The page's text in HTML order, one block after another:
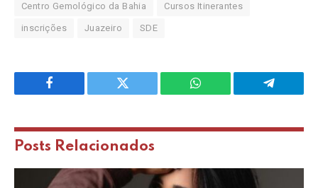
Centro Gemológico da Bahia Cursos Itinerantes
inscrições Juazeiro SDE
Facebook Twitter WhatsApp Telegram
Posts Relacionados